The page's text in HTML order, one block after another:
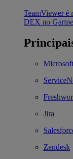
TeamViewer é
DEX no
Jira
Zendesk